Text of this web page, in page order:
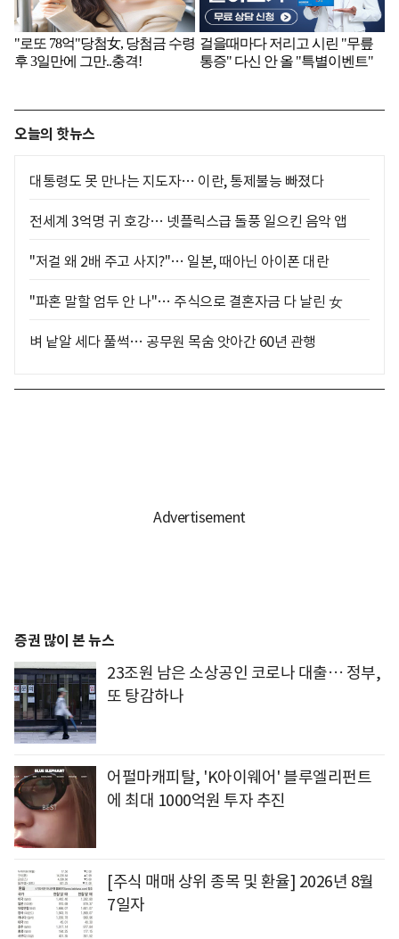
오늘의 핫뉴스
대통령도 못 만나는 지도자… 이란, 통제불능 빠졌다
전세계 3억명 귀 호강… 넷플릭스급 돌풍 일으킨 음악 앱
"저걸 왜 2배 주고 사지?"… 일본, 때아닌 아이폰 대란
"파혼 말할 엄두 안 나"… 주식으로 결혼자금 다 날린 女
벼 낱알 세다 풀썩… 공무원 목숨 앗아간 60년 관행
증권 많이 본 뉴스
23조원 남은 소상공인 코로나 대출… 정부,
또 탕감하나
어펄마캐피탈, 'K아이웨어' 블루엘리펀트
에 최대 1000억원 투자 추진
[주식 매매 상위 종목 및 환율] 2026년 8월
7일자